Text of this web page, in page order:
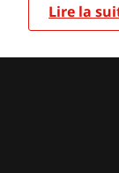
Lire la